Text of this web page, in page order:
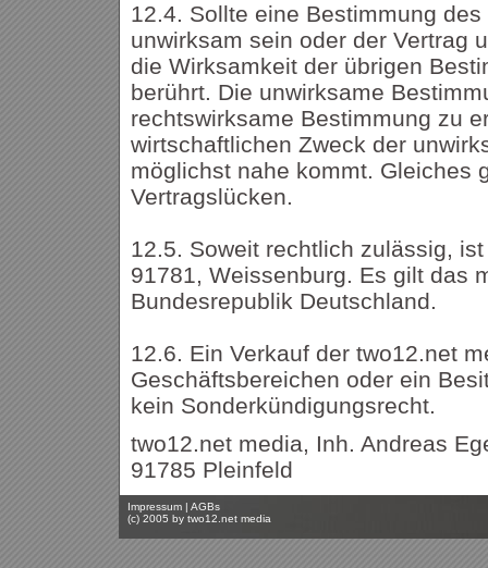
12.4. Sollte eine Bestimmung
unwirksam sein oder der Vertrag
die Wirksamkeit der übrigen
berührt. Die unwirksame
rechtswirksame Bestimmung zu
wirtschaftlichen Zweck der
möglichst nahe kommt. Gleiches
Vertragslücken.
12.5. Soweit rechtlich zulässig,
91781, Weissenburg. Es gilt das
Bundesrepublik Deutschland.
12.6. Ein Verkauf der two12.net
Geschäftsbereichen oder ein
kein Sonderkündigungsrecht.
two12.net media, Inh. Andreas
91785 Pleinfeld
Impressum | AGBs
(c) 2005 by two12.net media